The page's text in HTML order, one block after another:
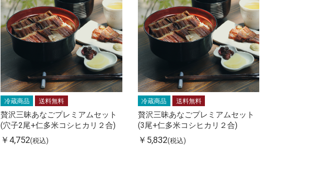
冷蔵商品 送料無料
贅沢三昧あなごプレミアムセット
(穴子2尾+仁多米コシヒカリ２合)
￥4,752(税込)
冷蔵商品 送料無料
贅沢三昧あなごプレミアムセット
(3尾+仁多米コシヒカリ２合)
￥5,832(税込)